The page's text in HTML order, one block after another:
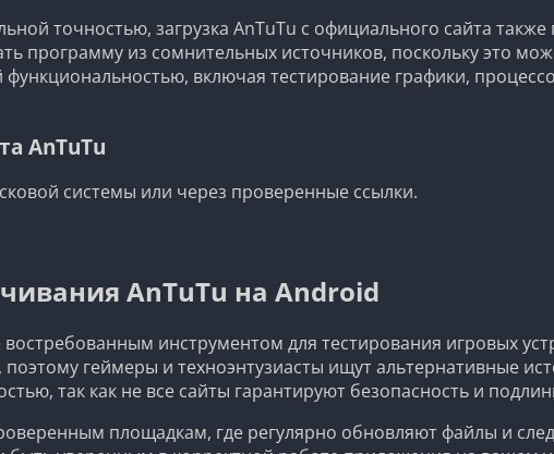
точностью, загрузка AnTuTu с официального сайта
программу из сомнительных источников, поскольку это
включая тестирование графики,
AnTuTu
системы или через проверенные ссылки.
AnTuTu на Android
инструментом для тестирования игровых
геймеры и техноэнтузиасты ищут альтернативные
так как не все сайты гарантируют безопасность и
площадкам, где регулярно обновляют файлы и